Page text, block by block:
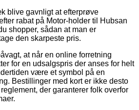
blive gavnligt at efterprøve
rabat på Motor-holder til Hubsan
shopper, sådan at man er
den skarpeste pris.
at når en online forretning
for en udsalgspris der anses for helt
være et symbol på en
Bestillinger med kort er ikke desto
der garanterer folk overfor